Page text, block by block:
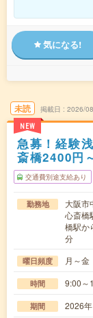
気になる!
未読
NEW
掲載日 2026/
急募！経験
斎橋2400円
交通費別途支給あり
勤務地
大阪市
心斎橋
橋駅か
分
曜日頻度 月～金
時間 9:00～
期間 2026